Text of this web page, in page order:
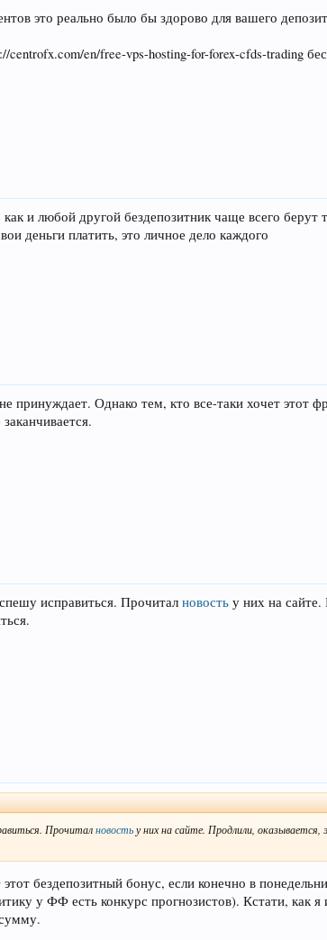
это реально было бы здорово для вашего
en/free-vps-hosting-for-forex-cfds-trading
и любой другой бездепозитник чаще всего берут
деньги платить, это личное дело каждого
принуждает. Однако тем, кто все-таки хочет этот
исправиться. Прочиталновость у них на сайте.
Прочиталновостьу них на сайте. Продлили,
бездепозитный бонус, если конечно в
у ФФ есть конкурс прогнозистов). Кстати, как